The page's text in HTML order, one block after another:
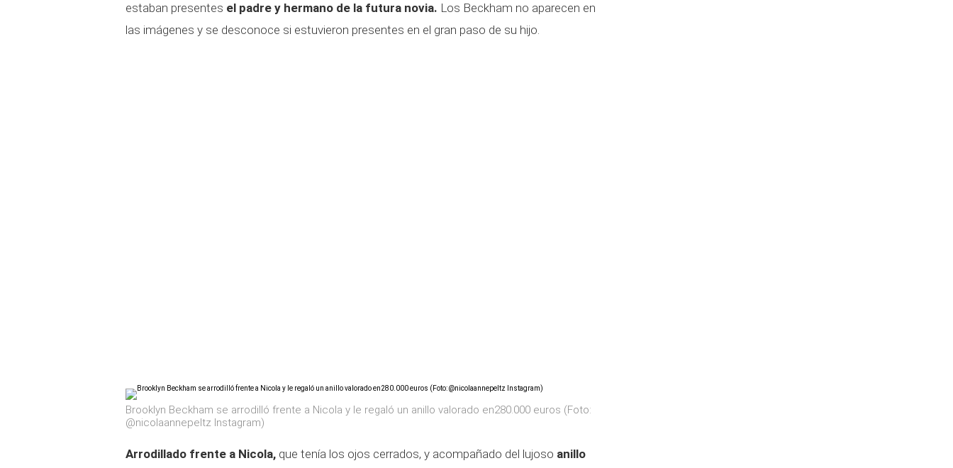
estaban presentes el padre y hermano de la futura novia. Los Beckham no aparecen en
las imágenes y se desconoce si estuvieron presentes en el gran paso de su hijo.
Brooklyn Beckham se arrodilló frente a Nicola y le regaló un anillo valorado en280.000 euros (Foto:
@nicolaannepeltz Instagram)
Arrodillado frente a Nicola, que tenía los ojos cerrados, y acompañado del lujoso anillo